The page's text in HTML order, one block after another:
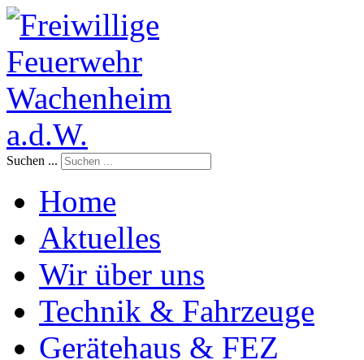
Suchen ...
Home
Aktuelles
Wir über uns
Technik & Fahrzeuge
Gerätehaus & FEZ